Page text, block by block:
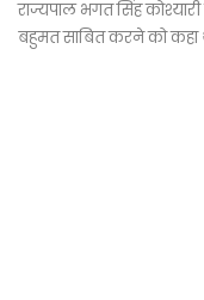
राज्यपाल भगत सिंह
बहुमत साबित करने को कहा